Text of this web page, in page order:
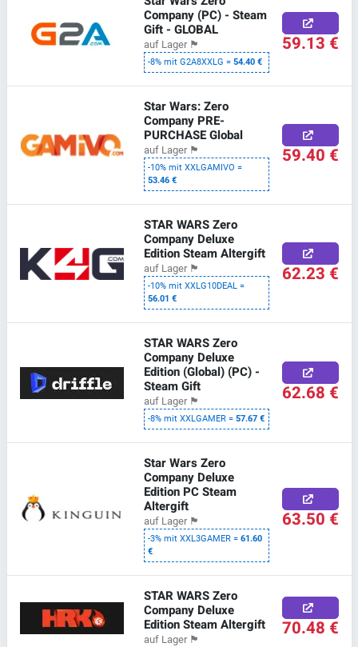
Company (PC) - Steam
Gift - GLOBAL
auf Lager 🏴
-8% mit G2A8XXLG =54.40 €
59.13 €
Star Wars: Zero
Company PRE-
PURCHASE Global
auf Lager 🏴
-10% mit XXLGAMIVO =
53.46 €
59.40 €
STAR WARS Zero
Company Deluxe
Edition Steam Altergift
auf Lager 🏴
-10% mit XXLG10DEAL =
56.01 €
62.23 €
STAR WARS Zero
Company Deluxe
Edition (Global) (PC) -
Steam Gift
auf Lager 🏴
-8% mit XXLGAMER =57.67 €
62.68 €
Star Wars Zero
Company Deluxe
Edition PC Steam
Altergift
auf Lager 🏴
-3% mit XXL3GAMER =61.60
€
63.50 €
STAR WARS Zero
Company Deluxe
Edition Steam Altergift
auf Lager 🏴 70.48 €